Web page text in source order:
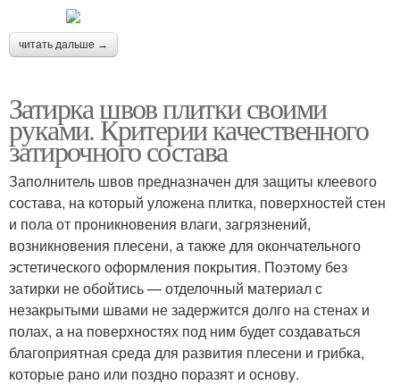
читать дальше →
Затирка швов плитки своими
руками. Критерии качественного
затирочного состава
Заполнитель швов предназначен для защиты клеевого
состава, на который уложена плитка, поверхностей стен
и пола от проникновения влаги, загрязнений,
возникновения плесени, а также для окончательного
эстетического оформления покрытия. Поэтому без
затирки не обойтись — отделочный материал с
незакрытыми швами не задержится долго на стенах и
полах, а на поверхностях под ним будет создаваться
благоприятная среда для развития плесени и грибка,
которые рано или поздно поразят и основу.